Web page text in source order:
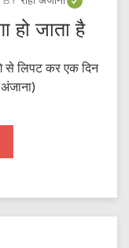
हो जाता है
से लिपट कर एक दिन